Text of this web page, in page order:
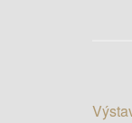
N